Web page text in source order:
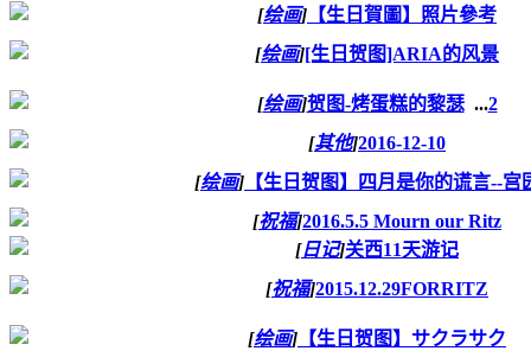
[绘画] 【生日賀圖】照片參考
[绘画][生日贺图]ARIA的风景
[绘画]贺图-烤蛋糕的黎瑟 ...2
[其他]2016-12-10
[绘画] 【生日贺图】四月是你的谎言--宫
[祝福]2016.5.5 Mourn our Ritz
[日记]关西11天游记
[祝福]2015.12.29FORRITZ
[绘画] 【生日贺图】サクラサク